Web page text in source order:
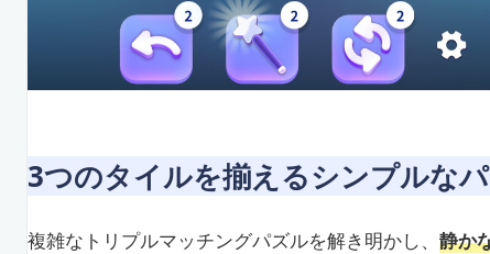
3つのタイルを揃えるシンプルな
複雑なトリプルマッチングパズルを解き明かし、 静か